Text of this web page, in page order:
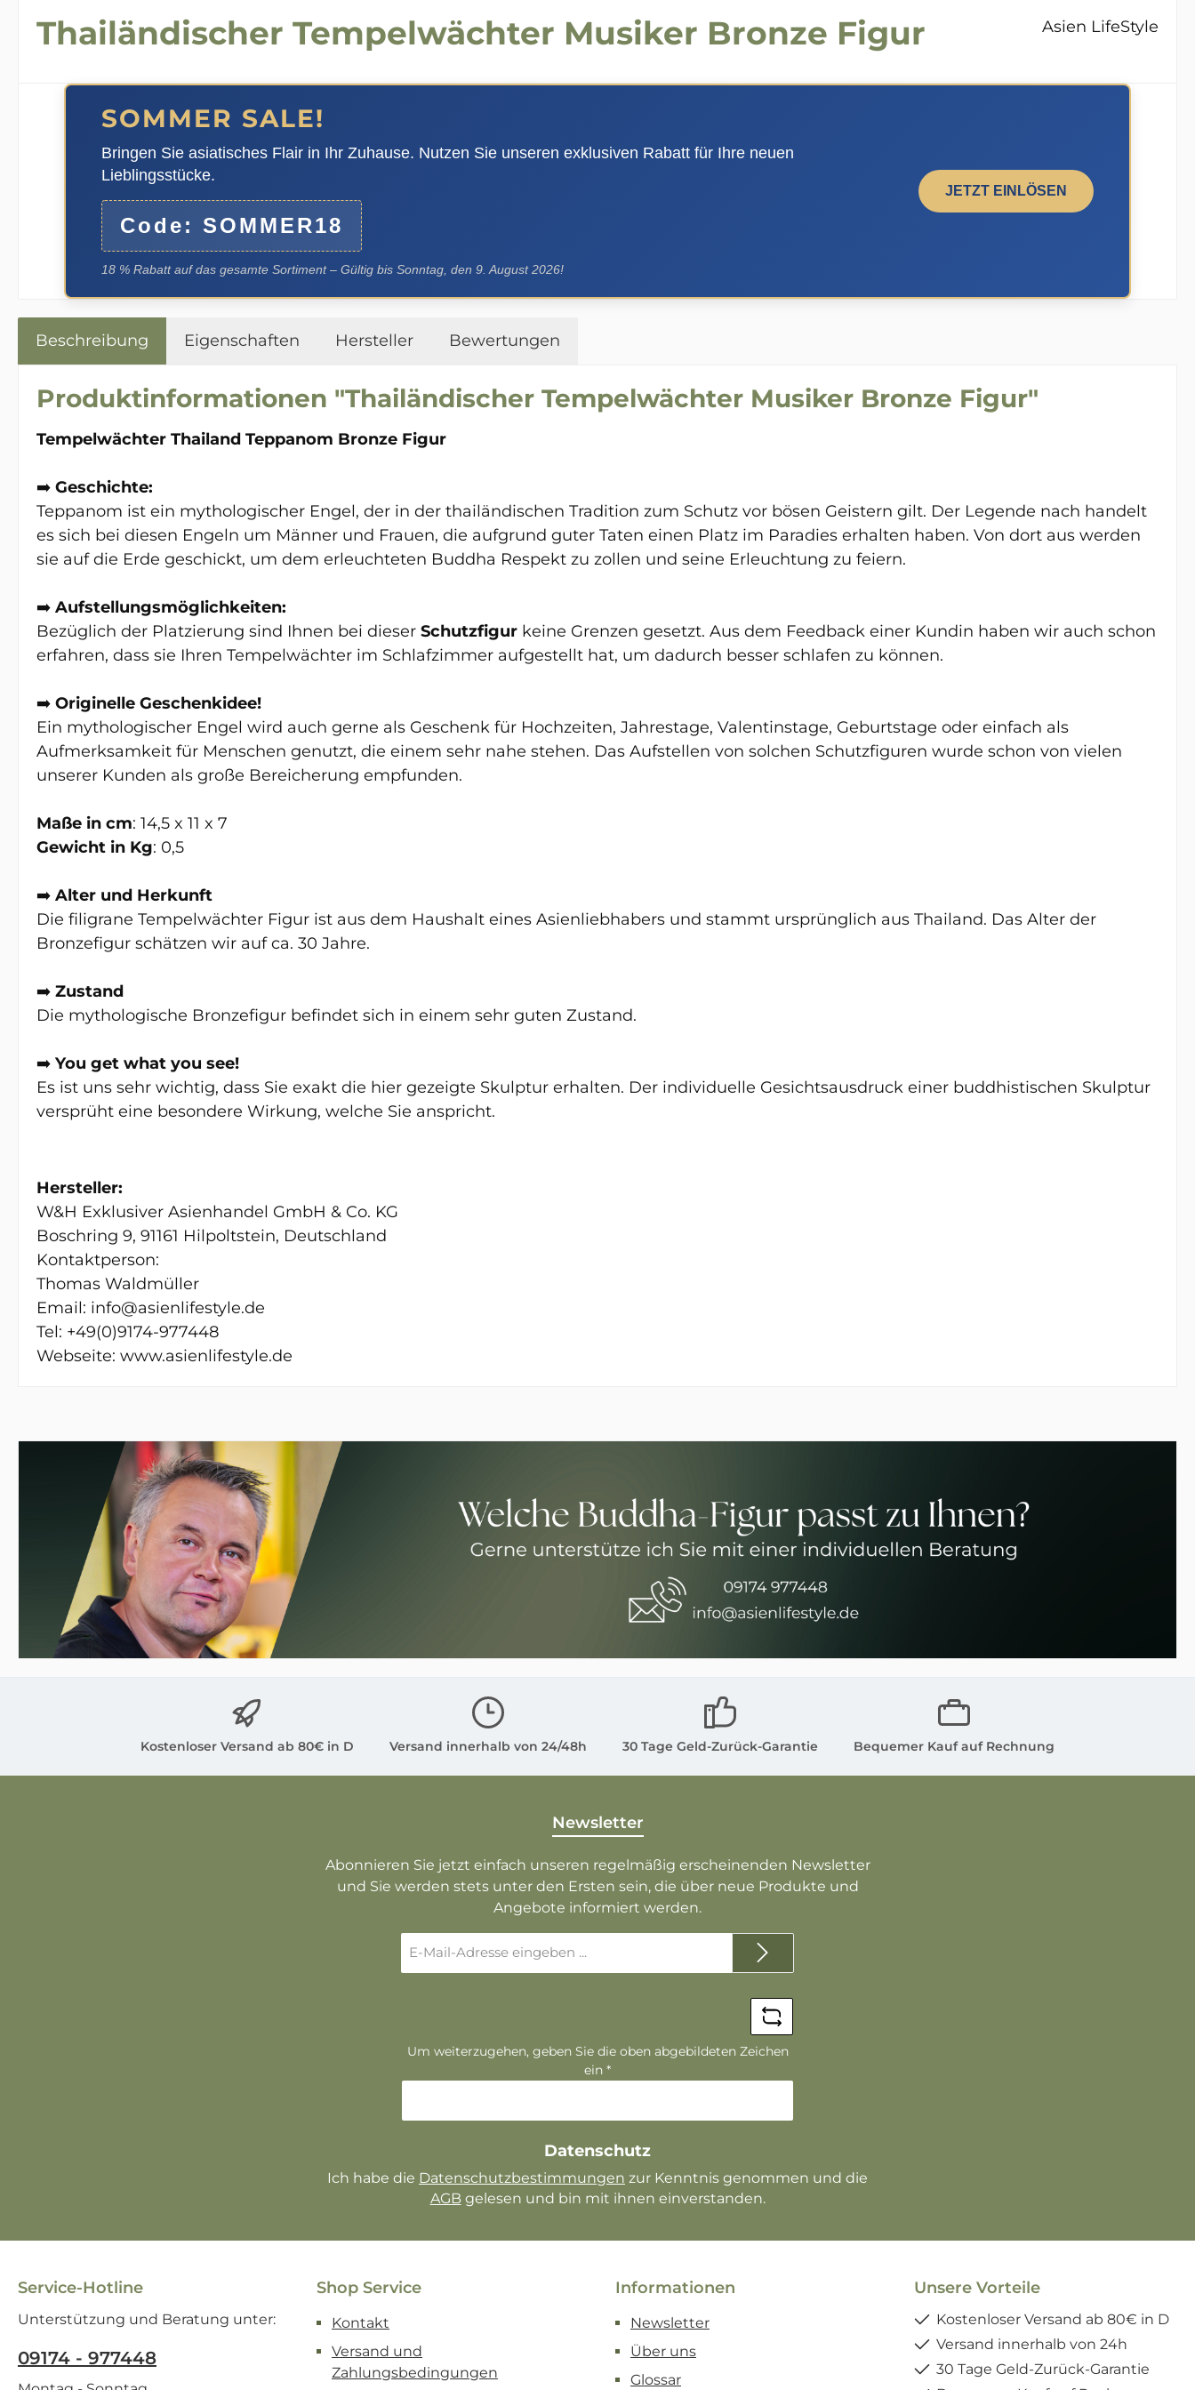
Thailändischer Tempelwächter Musiker Bronze Figur Asien LifeStyle
SOMMER SALE!
Bringen Sie asiatisches Flair in Ihr Zuhause. Nutzen Sie unseren exklusiven Rabatt für Ihre neuen
Lieblingsstücke.
Code: SOMMER18
18 % Rabatt auf das gesamte Sortiment – Gültig bis Sonntag, den 9. August 2026!
JETZT EINLÖSEN
Beschreibung Eigenschaften Hersteller Bewertungen
Produktinformationen "Thailändischer Tempelwächter Musiker Bronze Figur"
Tempelwächter Thailand Teppanom Bronze Figur
➡️ Geschichte:
Teppanom ist ein mythologischer Engel, der in der thailändischen Tradition zum Schutz vor bösen Geistern gilt. Der Legende nach handelt
es sich bei diesen Engeln um Männer und Frauen, die aufgrund guter Taten einen Platz im Paradies erhalten haben. Von dort aus werden
sie auf die Erde geschickt, um dem erleuchteten Buddha Respekt zu zollen und seine Erleuchtung zu feiern.
➡️ Aufstellungsmöglichkeiten:
Bezüglich der Platzierung sind Ihnen bei dieser Schutzfigur keine Grenzen gesetzt. Aus dem Feedback einer Kundin haben wir auch schon
erfahren, dass sie Ihren Tempelwächter im Schlafzimmer aufgestellt hat, um dadurch besser schlafen zu können.
➡️ Originelle Geschenkidee!
Ein mythologischer Engel wird auch gerne als Geschenk für Hochzeiten, Jahrestage, Valentinstage, Geburtstage oder einfach als
Aufmerksamkeit für Menschen genutzt, die einem sehr nahe stehen. Das Aufstellen von solchen Schutzfiguren wurde schon von vielen
unserer Kunden als große Bereicherung empfunden.
Maße in cm: 14,5 x 11 x 7
Gewicht in Kg: 0,5
➡️ Alter und Herkunft
Die filigrane Tempelwächter Figur ist aus dem Haushalt eines Asienliebhabers und stammt ursprünglich aus Thailand. Das Alter der
Bronzefigur schätzen wir auf ca. 30 Jahre.
➡️ Zustand
Die mythologische Bronzefigur befindet sich in einem sehr guten Zustand.
➡️ You get what you see!
Es ist uns sehr wichtig, dass Sie exakt die hier gezeigte Skulptur erhalten. Der individuelle Gesichtsausdruck einer buddhistischen Skulptur
versprüht eine besondere Wirkung, welche Sie anspricht.
Hersteller:
W&H Exklusiver Asienhandel GmbH & Co. KG
Boschring 9, 91161 Hilpoltstein, Deutschland
Kontaktperson:
Thomas Waldmüller
Email: info@asienlifestyle.de
Tel: +49(0)9174-977448
Webseite: www.asienlifestyle.de
Kostenloser Versand ab 80€ in D Versand innerhalb von 24/48h 30 Tage Geld-Zurück-Garantie Bequemer Kauf auf Rechnung
Newsletter
Abonnieren Sie jetzt einfach unseren regelmäßig erscheinenden Newsletter
und Sie werden stets unter den Ersten sein, die über neue Produkte und
Angebote informiert werden.
Mail-
Um weiterzugehen, geben Sie die oben abgebildeten Zeichen
ein *
Datenschutz
Ich habe die Datenschutzbestimmungen
AGB gelesen und bin mit ihnen einverstanden.
Service-Hotline
Unterstützung und Beratung unter:
09174 - 977448
Shop Service
Kontakt
Versand und
Zahlungsbedingungen
Informationen
Newsletter
Über uns
Glossar
Unsere Vorteile
Kostenloser Versand ab 80€ in D
Versand innerhalb von 24h
30 Tage Geld-Zurück-Garantie